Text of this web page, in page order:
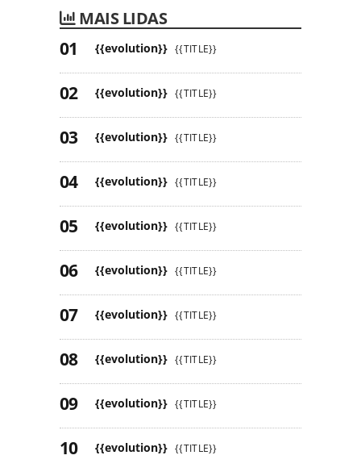
MAIS LIDAS
{{evolution}} {{TITLE}}
{{evolution}} {{TITLE}}
{{evolution}} {{TITLE}}
{{evolution}} {{TITLE}}
{{evolution}} {{TITLE}}
{{evolution}} {{TITLE}}
{{evolution}} {{TITLE}}
{{evolution}} {{TITLE}}
{{evolution}} {{TITLE}}
{{evolution}} {{TITLE}}